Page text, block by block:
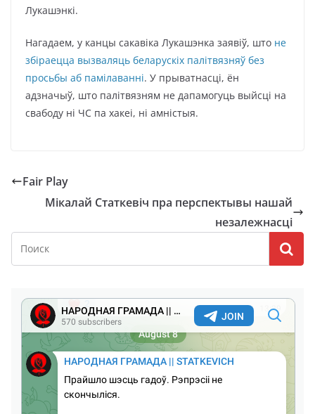
Лукашэнкі.
Нагадаем, у канцы сакавіка Лукашэнка заявіў, што не
збіраецца вызваляць беларускіх палітвязняў без
просьбы аб памілаванні. У прыватнасці, ён
адзначыў, што палітвязням не дапамогуць выйсці на
свабоду ні ЧС па хакеі, ні амністыя.
Fair Play
Мікалай Статкевіч пра перспектывы нашай
незалежнасці